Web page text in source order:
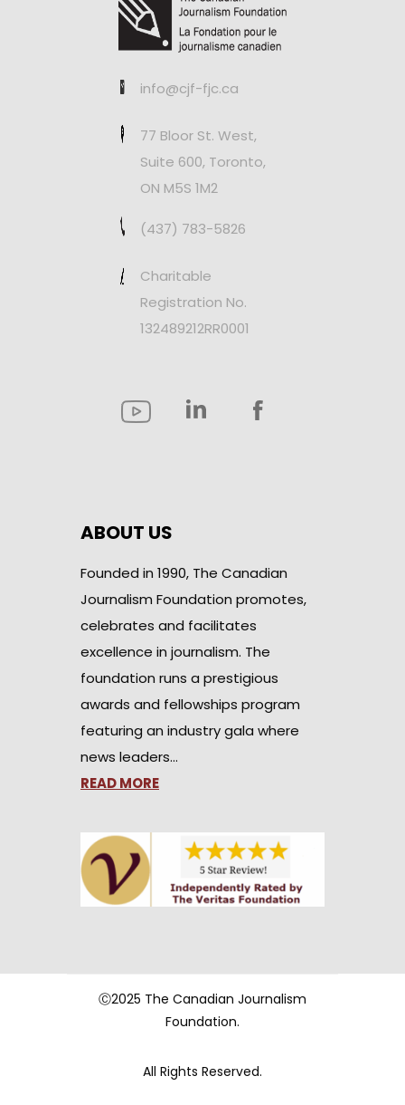
info@cjf-fjc.ca
77 Bloor St. West,
Suite 600, Toronto,
ON M5S 1M2
(437) 783-5826
Charitable
Registration No.
132489212RR0001
ABOUT US
Founded in 1990, The Canadian
Journalism Foundation promotes,
celebrates and facilitates
excellence in journalism. The
foundation runs a prestigious
awards and fellowships program
featuring an industry gala where
news leaders…
READ MORE
Ⓒ2025 The Canadian Journalism
Foundation.
All Rights Reserved.